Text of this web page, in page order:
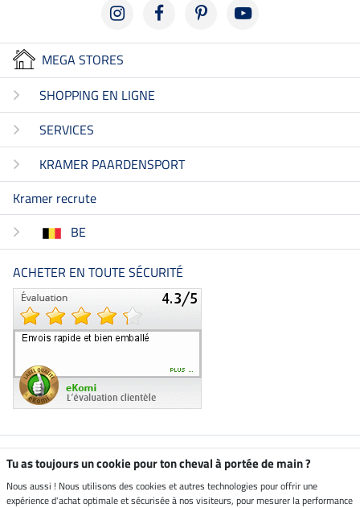
MEGA STORES
SHOPPING EN LIGNE
SERVICES
KRAMER PAARDENSPORT
Kramer recrute
BE
ACHETER EN TOUTE SÉCURITÉ
Boutique climatiquement
neutre
Tu as toujours un cookie pour ton cheval à portée de main ?
Nous aussi ! Nous utilisons des cookies et autres technologies pour offrir une
expérience d'achat optimale et sécurisée à nos visiteurs, pour mesurer la performance